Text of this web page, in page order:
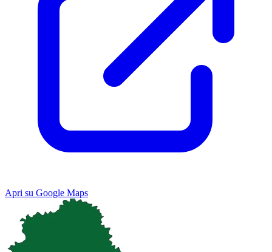
Apri su Google Maps
Map Satellite
Keyboard shortcuts